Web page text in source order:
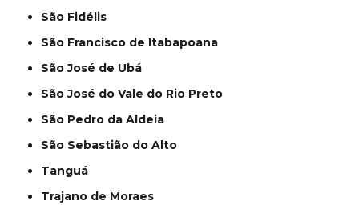
São Fidélis
São Francisco de Itabapoana
São José de Ubá
São José do Vale do Rio Preto
São Pedro da Aldeia
São Sebastião do Alto
Tanguá
Trajano de Moraes